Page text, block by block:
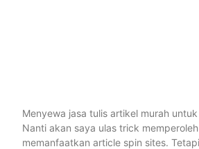
Menyewa jasa tulis artikel murah
Nanti akan saya ulas trick
memanfaatkan article spin sites.